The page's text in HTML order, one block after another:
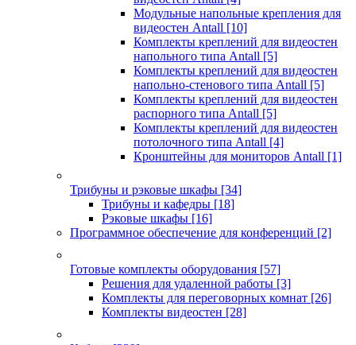
Модульные напольные крепления для
видеостен Antall [10]
Комплекты креплений для видеостен
напольного типа Antall [5]
Комплекты креплений для видеостен
напольно-стенового типа Antall [5]
Комплекты креплений для видеостен
распорного типа Antall [5]
Комплекты креплений для видеостен
потолочного типа Antall [4]
Кронштейны для мониторов Antall [1]
Трибуны и рэковые шкафы [34]
Трибуны и кафедры [18]
Рэковые шкафы [16]
Программное обеспечение для конференций [2]
Готовые комплекты оборудования [57]
Решения для удаленной работы [3]
Комплекты для переговорных комнат [26]
Комплекты видеостен [28]